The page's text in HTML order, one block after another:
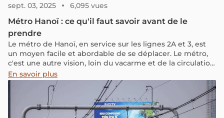
sept. 03, 2025 6,095 vues
Métro Hanoï : ce qu'il faut savoir avant de le
prendre
Le métro de Hanoï, en service sur les lignes 2A et 3, est
un moyen facile et abordable de se déplacer. Le métro,
c'est une autre vision, loin du vacarme et de la circulation
de la capitale vietnamienne.
En savoir plus